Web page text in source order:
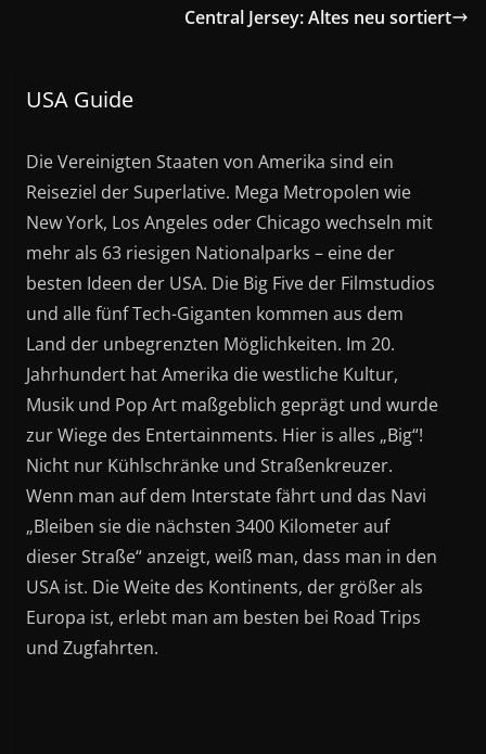
Central Jersey: Altes neu sortiert
USA Guide
Die Vereinigten Staaten von Amerika sind ein
Reiseziel der Superlative. Mega Metropolen wie
New York, Los Angeles oder Chicago wechseln mit
mehr als 63 riesigen Nationalparks – eine der
besten Ideen der USA. Die Big Five der Filmstudios
und alle fünf Tech-Giganten kommen aus dem
Land der unbegrenzten Möglichkeiten. Im 20.
Jahrhundert hat Amerika die westliche Kultur,
Musik und Pop Art maßgeblich geprägt und wurde
zur Wiege des Entertainments. Hier is alles „Big“!
Nicht nur Kühlschränke und Straßenkreuzer.
Wenn man auf dem Interstate fährt und das Navi
„Bleiben sie die nächsten 3400 Kilometer auf
dieser Straße“ anzeigt, weiß man, dass man in den
USA ist. Die Weite des Kontinents, der größer als
Europa ist, erlebt man am besten bei Road Trips
und Zugfahrten.